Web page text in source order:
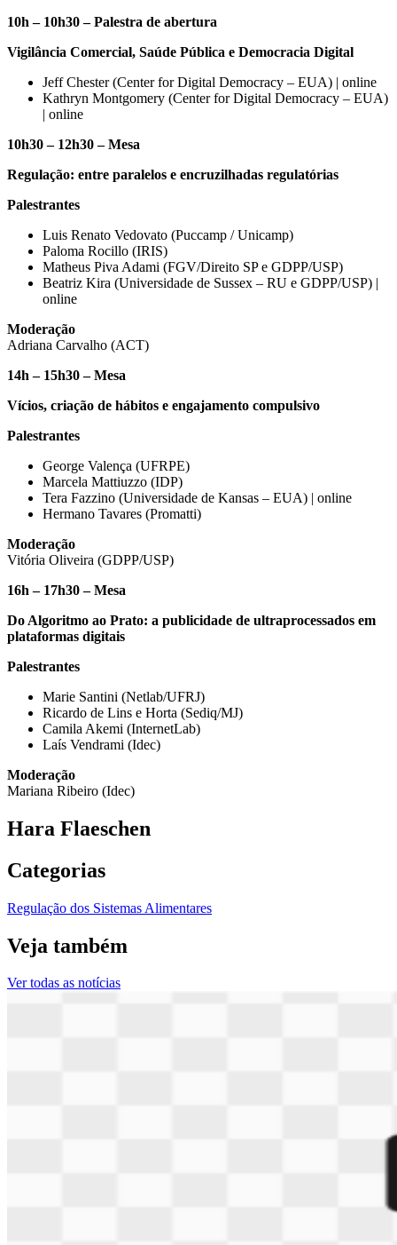
10h – 10h30 – Palestra de abertura
Vigilância Comercial, Saúde Pública e Democracia Digital
Jeff Chester (Center for Digital Democracy – EUA) | online
Kathryn Montgomery (Center for Digital Democracy – EUA)
| online
10h30 – 12h30 – Mesa
Regulação: entre paralelos e encruzilhadas regulatórias
Palestrantes
Luis Renato Vedovato (Puccamp / Unicamp)
Paloma Rocillo (IRIS)
Matheus Piva Adami (FGV/Direito SP e GDPP/USP)
Beatriz Kira (Universidade de Sussex – RU e GDPP/USP) |
online
Moderação
Adriana Carvalho (ACT)
14h – 15h30 – Mesa
Vícios, criação de hábitos e engajamento compulsivo
Palestrantes
George Valença (UFRPE)
Marcela Mattiuzzo (IDP)
Tera Fazzino (Universidade de Kansas – EUA) | online
Hermano Tavares (Promatti)
Moderação
Vitória Oliveira (GDPP/USP)
16h – 17h30 – Mesa
Do Algoritmo ao Prato: a publicidade de ultraprocessados em
plataformas digitais
Palestrantes
Marie Santini (Netlab/UFRJ)
Ricardo de Lins e Horta (Sediq/MJ)
Camila Akemi (InternetLab)
Laís Vendrami (Idec)
Moderação
Mariana Ribeiro (Idec)
Hara Flaeschen
Categorias
Regulação dos Sistemas Alimentares
Veja também
Ver todas as notícias